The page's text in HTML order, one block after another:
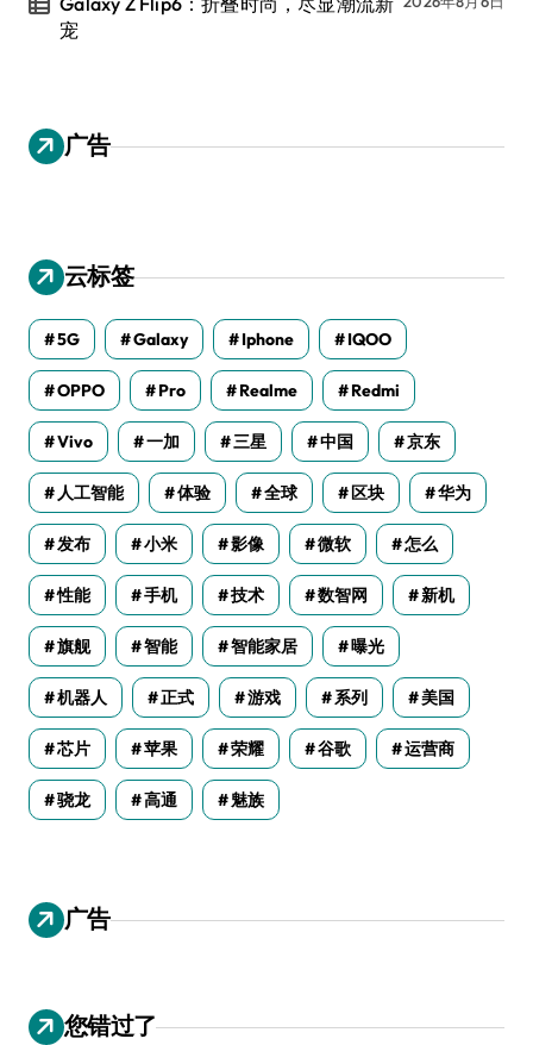
宠
广告
云标签
5G Galaxy Iphone IQOO
OPPO Pro Realme Redmi
Vivo 一加 三星 中国 京东
人工智能 体验 全球 区块 华为
发布 小米 影像 微软 怎么
性能 手机 技术 数智网 新机
旗舰 智能 智能家居 曝光
机器人 正式 游戏 系列 美国
芯片 苹果 荣耀 谷歌 运营商
骁龙 高通 魅族
广告
您错过了